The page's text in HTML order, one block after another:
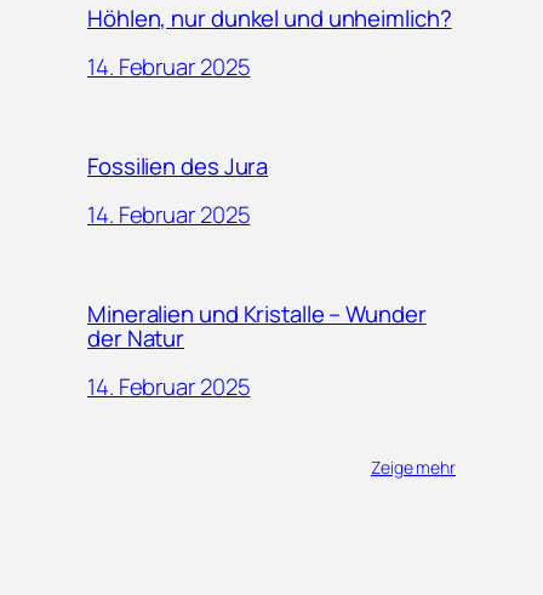
Höhlen, nur dunkel und unheimlich?
14. Februar 2025
Fossilien des Jura
14. Februar 2025
Mineralien und Kristalle – Wunder
der Natur
14. Februar 2025
Zeige mehr